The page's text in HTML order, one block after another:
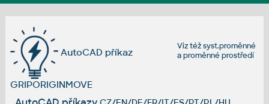
Viz téžsyst.proměnné
aproměnné prostředí
AutoCAD příkaz
GRIPORIGINMOVE